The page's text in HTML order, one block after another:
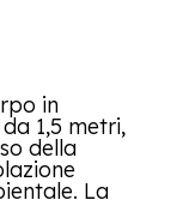
in
1,5 metri,
della
La